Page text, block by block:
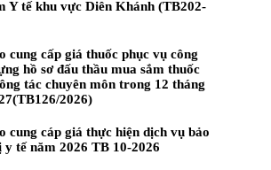
Y tế khu vực Diên Khánh (TB202-
cung cấp giá thuốc phục vụ công
hồ sơ đấu thầu mua sắm thuốc
tác chuyên môn trong 12 tháng
2026)
cung cáp giá thực hiện dịch vụ bảo
tế năm 2026 TB 10-2026